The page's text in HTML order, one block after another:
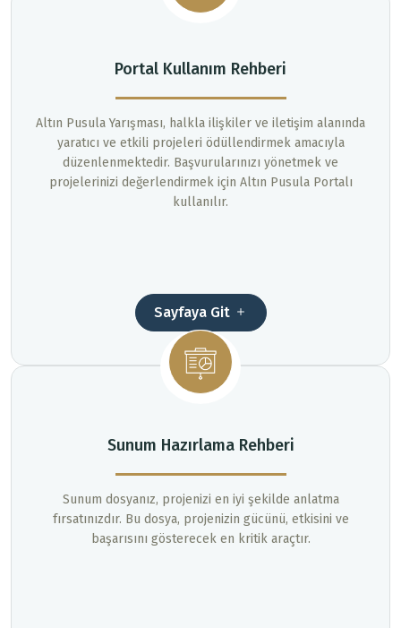
Portal Kullanım Rehberi
Altın Pusula Yarışması, halkla ilişkiler ve iletişim alanında
yaratıcı ve etkili projeleri ödüllendirmek amacıyla
düzenlenmektedir. Başvurularınızı yönetmek ve
projelerinizi değerlendirmek için Altın Pusula Portalı
kullanılır.
Sayfaya Git
Sunum Hazırlama Rehberi
Sunum dosyanız, projenizi en iyi şekilde anlatma
fırsatınızdır. Bu dosya, projenizin gücünü, etkisini ve
başarısını gösterecek en kritik araçtır.